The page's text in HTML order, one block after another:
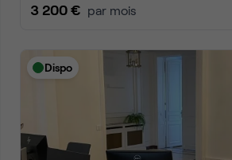
3 200 € par mois
Dispo